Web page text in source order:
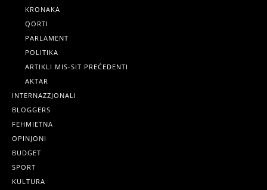
KRONAKA
QORTI
PARLAMENT
POLITIKA
ARTIKLI MIS-SIT PREĊEDENTI
AKTAR
INTERNAZZJONALI
BLOGGERS
FEHMIETNA
OPINJONI
BUDGET
SPORT
KULTURA